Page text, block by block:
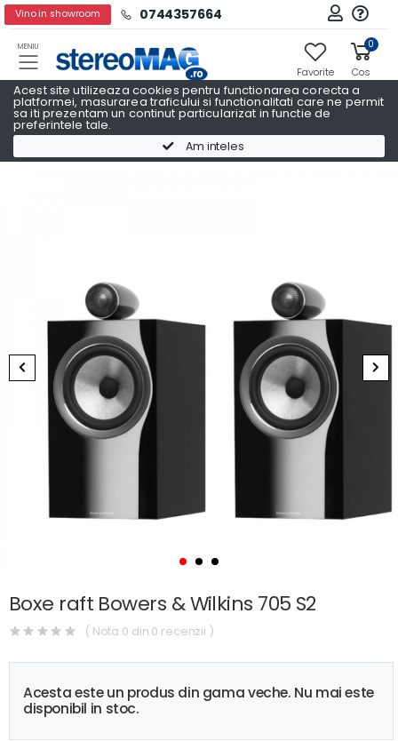
Acest site utilizeaza cookies pentru functionarea corecta a
platformei, masurarea traficului si functionalitati care ne permit
sa iti prezentam un continut particularizat in functie de
preferintele tale.
Am inteles
Vino in showroom 0744357664
MENIU
Favorite
0
Cos
Boxe raft BOWERS & WILKINS
Boxe raft Bowers & Wilkins 705 S2
( Nota 0 din 0 recenzii )
Acesta este un produs din gama veche. Nu mai este
disponibil in stoc.